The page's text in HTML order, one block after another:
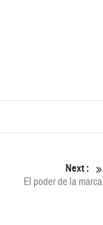
Next :
El poder de la marca